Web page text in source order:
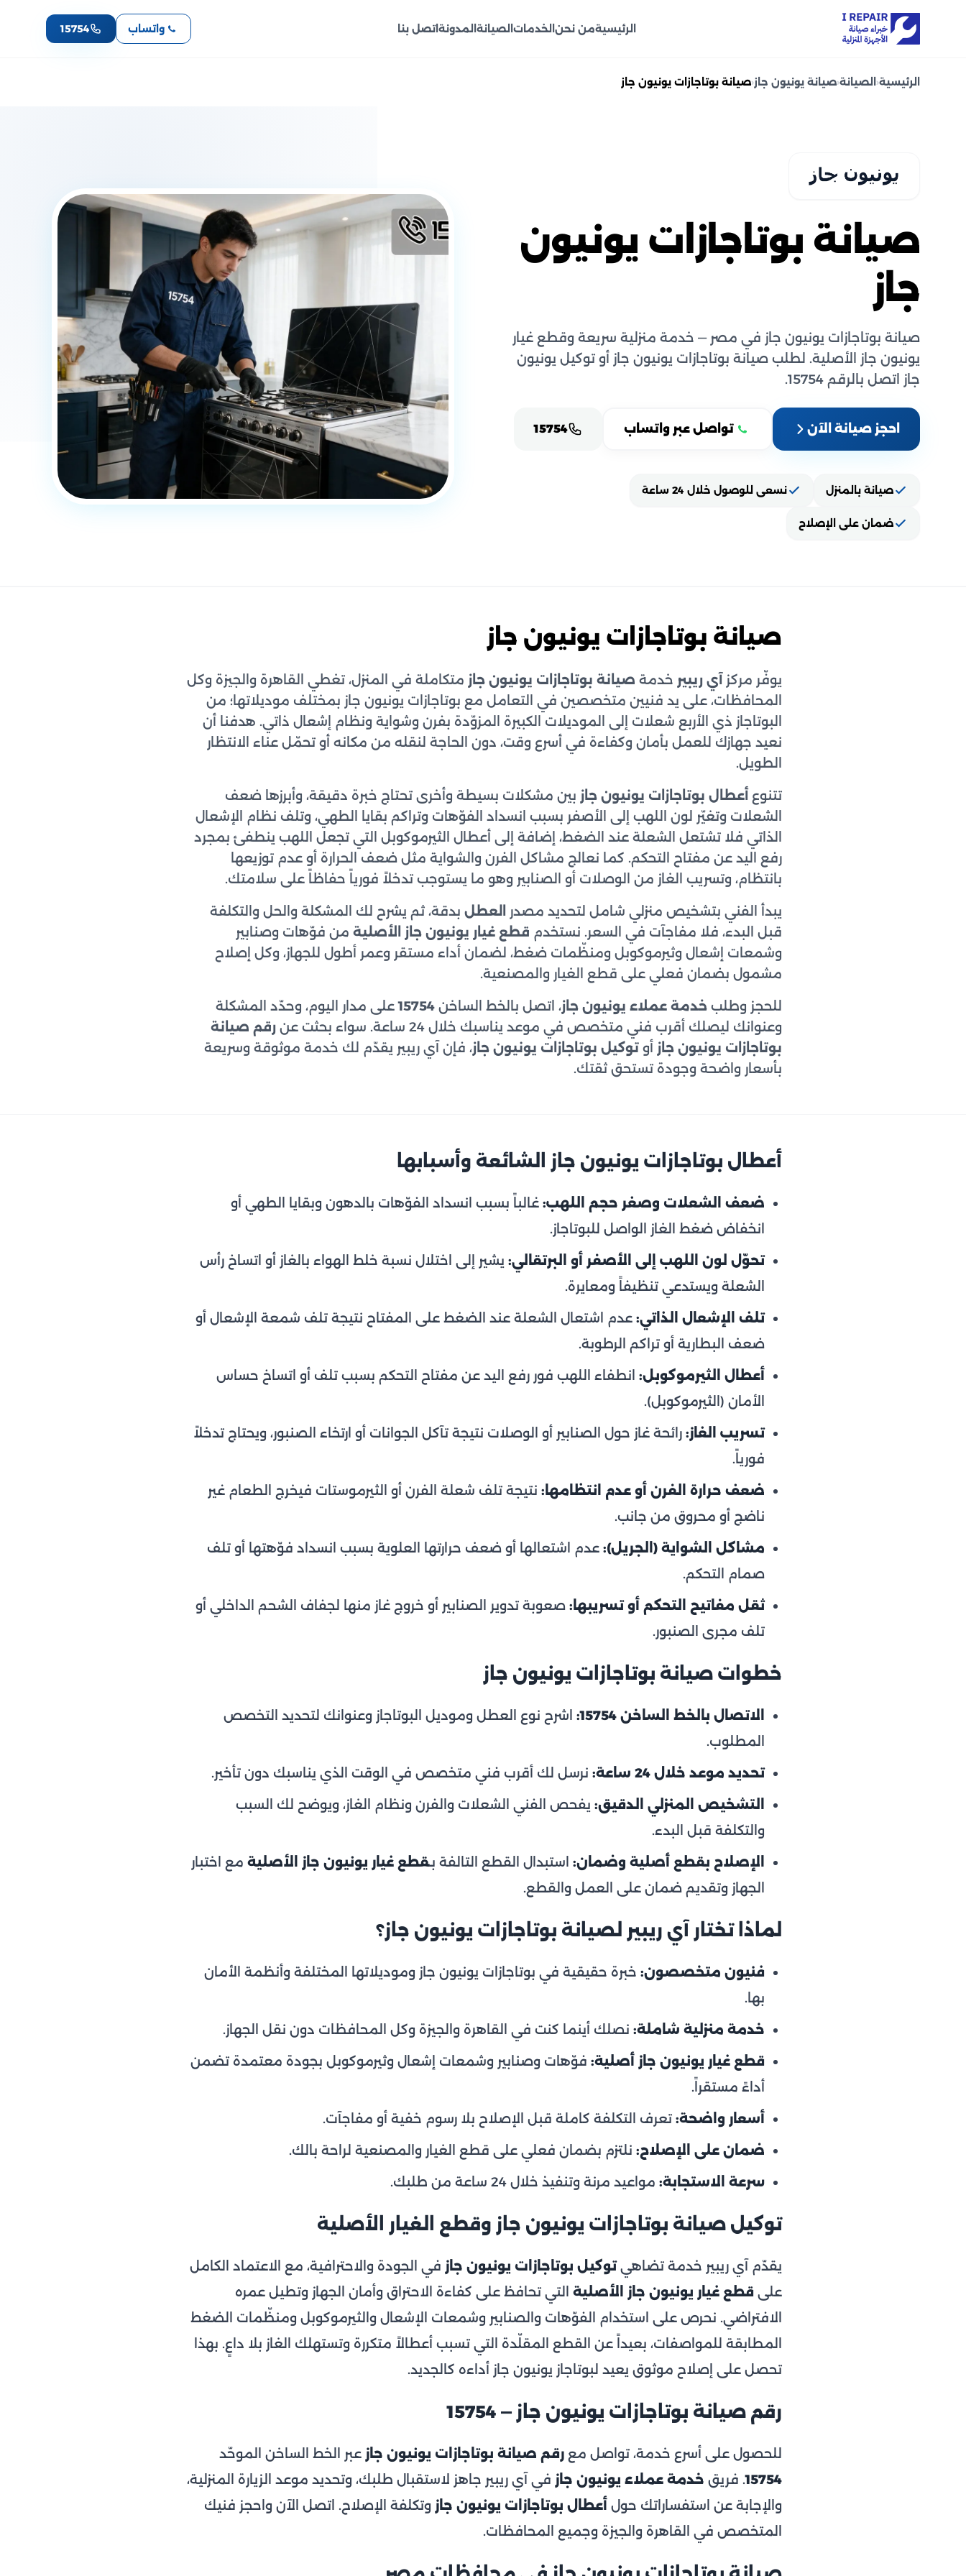
الرئيسيةمن نحن الخدمات الصيانة المدونةاتصل بنا واتساب 15754
الرئيسية‹ الصيانة‹صيانة يونيون جاز‹صيانة بوتاجازات يونيون جاز
صيانة بوتاجازات يونيون
جاز
صيانة بوتاجازات يونيون جاز في مصر — خدمة منزلية سريعة وقطع غيار
يونيون جاز الأصلية. لطلب صيانة بوتاجازات يونيون جاز أو توكيل يونيون
جاز اتصل بالرقم 15754.
احجز صيانة الآن تواصل عبر واتساب 15754
صيانة بالمنزل نسعى للوصول خلال 24 ساعة
ضمان على الإصلاح
صيانة بوتاجازات يونيون جاز
يوفّر مركز آي ريبير خدمة صيانة بوتاجازات يونيون جاز متكاملة في المنزل، تغطي القاهرة والجيزة وكل
المحافظات، على يد فنيين متخصصين في التعامل مع بوتاجازات يونيون جاز بمختلف موديلاتها؛ من
البوتاجاز ذي الأربع شعلات إلى الموديلات الكبيرة المزوّدة بفرن وشواية ونظام إشعال ذاتي. هدفنا أن
نعيد جهازك للعمل بأمان وكفاءة في أسرع وقت، دون الحاجة لنقله من مكانه أو تحمّل عناء الانتظار
الطويل.
تتنوع أعطال بوتاجازات يونيون جاز بين مشكلات بسيطة وأخرى تحتاج خبرة دقيقة، وأبرزها ضعف
الشعلات وتغيّر لون اللهب إلى الأصفر بسبب انسداد الفوّهات وتراكم بقايا الطهي، وتلف نظام الإشعال
الذاتي فلا تشتعل الشعلة عند الضغط، إضافة إلى أعطال الثيرموكوبل التي تجعل اللهب ينطفئ بمجرد
رفع اليد عن مفتاح التحكم. كما نعالج مشاكل الفرن والشواية مثل ضعف الحرارة أو عدم توزيعها
بانتظام، وتسريب الغاز من الوصلات أو الصنابير وهو ما يستوجب تدخلاً فورياً حفاظاً على سلامتك.
يبدأ الفني بتشخيص منزلي شامل لتحديد مصدر العطل بدقة، ثم يشرح لك المشكلة والحل والتكلفة
قبل البدء، فلا مفاجآت في السعر. نستخدم قطع غيار يونيون جاز الأصلية من فوّهات وصنابير
وشمعات إشعال وثيرموكوبل ومنظّمات ضغط، لضمان أداء مستقر وعمر أطول للجهاز، وكل إصلاح
مشمول بضمان فعلي على قطع الغيار والمصنعية.
للحجز وطلب خدمة عملاء يونيون جاز، اتصل بالخط الساخن 15754على مدار اليوم، وحدّد المشكلة
وعنوانك ليصلك أقرب فني متخصص في موعد يناسبك خلال 24 ساعة. سواء بحثت عن
رقم صيانة
بوتاجازات يونيون جاز أو توكيل بوتاجازات يونيون جاز، فإن آي ريبير يقدّم لك خدمة موثوقة وسريعة
بأسعار واضحة وجودة تستحق ثقتك.
أعطال بوتاجازات يونيون جاز الشائعة وأسبابها
ضعف الشعلات وصغر حجم اللهب: غالباً بسبب انسداد الفوّهات بالدهون وبقايا الطهي أو
انخفاض ضغط الغاز الواصل للبوتاجاز.
تحوّل لون اللهب إلى الأصفر أو البرتقالي: يشير إلى اختلال نسبة خلط الهواء بالغاز أو اتساخ رأس
الشعلة ويستدعي تنظيفاً ومعايرة.
تلف الإشعال الذاتي: عدم اشتعال الشعلة عند الضغط على المفتاح نتيجة تلف شمعة الإشعال أو
ضعف البطارية أو تراكم الرطوبة.
أعطال الثيرموكوبل: انطفاء اللهب فور رفع اليد عن مفتاح التحكم بسبب تلف أو اتساخ حساس
الأمان (الثيرموكوبل).
تسريب الغاز: رائحة غاز حول الصنابير أو الوصلات نتيجة تآكل الجوانات أو ارتخاء الصنبور، ويحتاج تدخلاً
فورياً.
ضعف حرارة الفرن أو عدم انتظامها: نتيجة تلف شعلة الفرن أو الثيرموستات فيخرج الطعام غير
ناضج أو محروق من جانب.
مشاكل الشواية (الجريل): عدم اشتعالها أو ضعف حرارتها العلوية بسبب انسداد فوّهتها أو تلف
صمام التحكم.
ثقل مفاتيح التحكم أو تسريبها: صعوبة تدوير الصنابير أو خروج غاز منها لجفاف الشحم الداخلي أو
تلف مجرى الصنبور.
خطوات صيانة بوتاجازات يونيون جاز
الاتصال بالخط الساخن 15754:
اشرح نوع العطل وموديل البوتاجاز وعنوانك لتحديد التخصص
المطلوب.
تحديد موعد خلال 24 ساعة:
نرسل لك أقرب فني متخصص في الوقت الذي يناسبك دون تأخير.
التشخيص المنزلي الدقيق: يفحص الفني الشعلات والفرن ونظام الغاز، ويوضح لك السبب
والتكلفة قبل البدء.
الإصلاح بقطع أصلية وضمان: استبدال القطع التالفة بـقطع غيار يونيون جاز الأصلية مع اختبار
الجهاز وتقديم ضمان على العمل والقطع.
لماذا تختار آي ريبير لصيانة بوتاجازات يونيون جاز؟
فنيون متخصصون: خبرة حقيقية في بوتاجازات يونيون جاز وموديلاتها المختلفة وأنظمة الأمان
بها.
خدمة منزلية شاملة: نصلك أينما كنت في القاهرة والجيزة وكل المحافظات دون نقل الجهاز.
قطع غيار يونيون جاز أصلية: فوّهات وصنابير وشمعات إشعال وثيرموكوبل بجودة معتمدة تضمن
أداءً مستقراً.
أسعار واضحة: تعرف التكلفة كاملة قبل الإصلاح بلا رسوم خفية أو مفاجآت.
ضمان على الإصلاح: نلتزم بضمان فعلي على قطع الغيار والمصنعية لراحة بالك.
سرعة الاستجابة: مواعيد مرنة وتنفيذ خلال 24 ساعة من طلبك.
توكيل صيانة بوتاجازات يونيون جاز وقطع الغيار الأصلية
يقدّم آي ريبير خدمة تضاهيتوكيل بوتاجازات يونيون جاز في الجودة والاحترافية، مع الاعتماد الكامل
على قطع غيار يونيون جاز الأصلية التي تحافظ على كفاءة الاحتراق وأمان الجهاز وتطيل عمره
الافتراضي. نحرص على استخدام الفوّهات والصنابير وشمعات الإشعال والثيرموكوبل ومنظّمات الضغط
المطابقة للمواصفات، بعيداً عن القطع المقلّدة التي تسبب أعطالاً متكررة وتستهلك الغاز بلا داعٍ. بهذا
تحصل على إصلاح موثوق يعيد لبوتاجاز يونيون جاز أداءه كالجديد.
رقم صيانة بوتاجازات يونيون جاز — 15754
للحصول على أسرع خدمة، تواصل مع رقم صيانة بوتاجازات يونيون جاز عبر الخط الساخن الموحّد
15754. فريق خدمة عملاء يونيون جاز في آي ريبير جاهز لاستقبال طلبك، وتحديد موعد الزيارة المنزلية،
والإجابة عن استفساراتك حول أعطال بوتاجازات يونيون جاز وتكلفة الإصلاح. اتصل الآن واحجز فنيك
المتخصص في القاهرة والجيزة وجميع المحافظات.